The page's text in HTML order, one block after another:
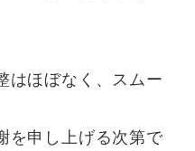
はほぼなく、スムー
を申し上げる次第で